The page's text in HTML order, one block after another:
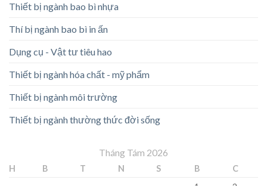
Thiết bị ngành bao bì nhựa
Thí bị ngành bao bì in ấn
Dụng cụ - Vật tư tiêu hao
Thiết bị ngành hóa chất - mỹ phẩm
Thiết bị ngành môi trường
Thiết bị ngành thường thức đời sống
Tháng Tám 2026
H B T N S B
C